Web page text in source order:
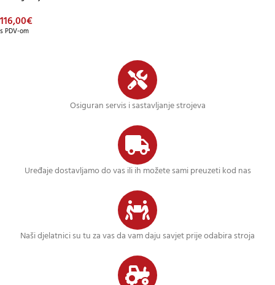
116,00€
s PDV-om
Osiguran servis i sastavljanje strojeva
Uređaje dostavljamo do vas ili ih možete sami preuzeti kod nas
Naši djelatnici su tu za vas da vam daju savjet prije odabira stroja